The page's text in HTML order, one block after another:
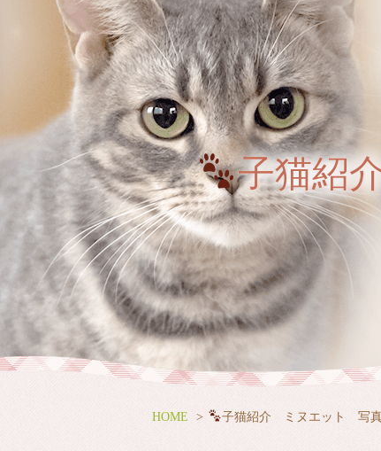
子猫紹
HOME 子猫紹介 ミヌエット 写真